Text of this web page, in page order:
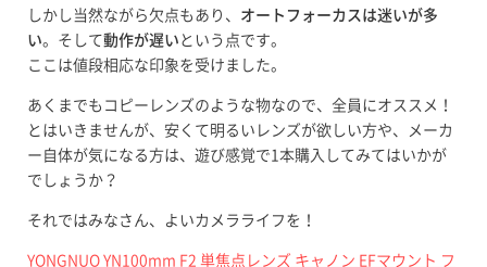
しかし当然ながら欠点もあり、 オートフォーカスは迷いが多
い。そして動作が遅い という点です。
ここは値段相応な印象を受けました。
あくまでもコピーレンズのような物なので、全員にオススメ！
とはいきませんが、安くて明るいレンズが欲しい方や、メーカ
ー自体が気になる方は、遊び感覚で1本購入してみてはいかが
でしょうか？
それではみなさん、よいカメラライフを！
YONGNUO YN100mm F2 単焦点レンズ キャノン EFマウント フ